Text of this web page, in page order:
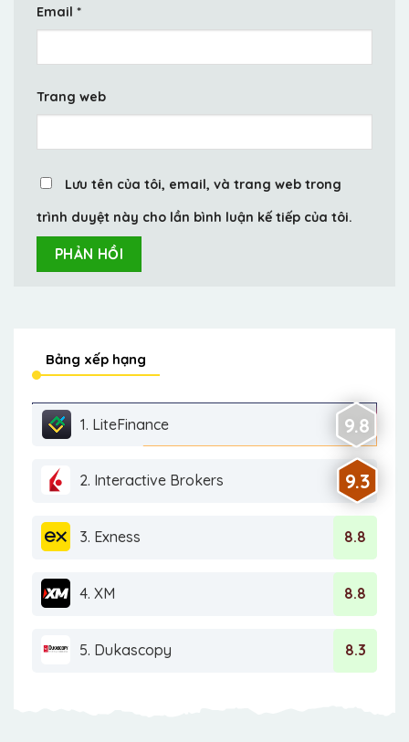
Email *
Trang web
Lưu tên của tôi, email, và trang web trong
trình duyệt này cho lần bình luận kế tiếp của tôi.
Bảng xếp hạng
1. LiteFinance 9.8
2. Interactive Brokers 9.3
3. Exness 8.8
4. XM 8.8
5. Dukascopy 8.3